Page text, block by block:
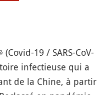
(Covid-19 / SARS-CoV-
infectieuse qui a
de la Chine, à partir